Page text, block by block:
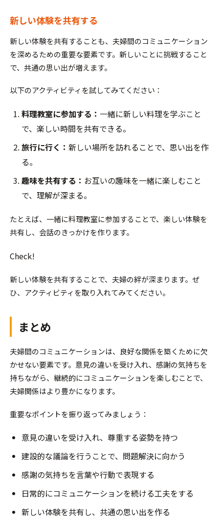
新しい体験を共有する
新しい体験を共有することも、夫婦間のコミュニケーション
を深めるための重要な要素です。新しいことに挑戦すること
で、共通の思い出が増えます。
以下のアクティビティを試してみてください：
料理教室に参加する： 一緒に新しい料理を学ぶこと
で、楽しい時間を共有できる。
旅行に行く： 新しい場所を訪れることで、思い出を作
る。
趣味を共有する： お互いの趣味を一緒に楽しむこと
で、理解が深まる。
たとえば、一緒に料理教室に参加することで、楽しい体験を
共有し、会話のきっかけを作ります。
Check!
新しい体験を共有することで、夫婦の絆が深まります。ぜ
ひ、アクティビティを取り入れてみてください。
まとめ
夫婦間のコミュニケーションは、良好な関係を築くために欠
かせない要素です。意見の違いを受け入れ、感謝の気持ちを
持ちながら、継続的にコミュニケーションを楽しむことで、
夫婦関係はより豊かになります。
重要なポイントを振り返ってみましょう：
意見の違いを受け入れ、尊重する姿勢を持つ
建設的な議論を行うことで、問題解決に向かう
感謝の気持ちを言葉や行動で表現する
日常的にコミュニケーションを続ける工夫をする
新しい体験を共有し、共通の思い出を作る